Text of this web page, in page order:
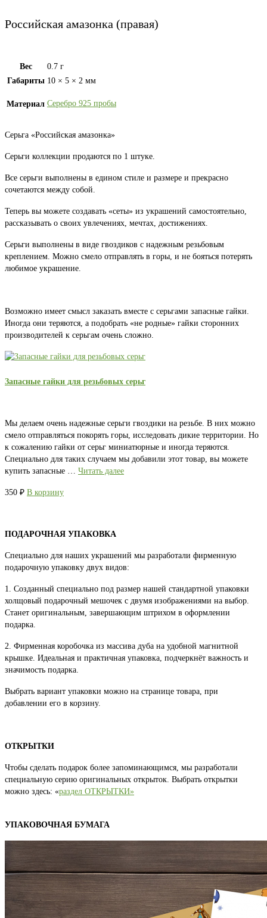
Российская амазонка (правая)
Вес
0.7 г
Габариты 10 × 5 × 2 мм
Материал Серебро 925 пробы
Серьга «Российская амазонка»
Серьги коллекции продаются по 1 штуке.
Все серьги выполнены в едином стиле и размере и прекрасно
сочетаются между собой.
Теперь вы можете создавать «сеты» из украшений самостоятельно,
рассказывать о своих увлечениях, мечтах, достижениях.
Серьги выполнены в виде гвоздиков с надежным резьбовым
креплением. Можно смело отправлять в горы, и не бояться потерять
любимое украшение.
Возможно имеет смысл заказать вместе с серьгами запасные гайки.
Иногда они теряются, а подобрать «не родные» гайки сторонних
производителей к серьгам очень сложно.
Запасные гайки для резьбовых серьг
Мы делаем очень надежные серьги гвоздики на резьбе. В них можно
смело отправляться покорять горы, исследовать дикие территории. Но
к сожалению гайки от серьг миниатюрные и иногда теряются.
Специально для таких случаем мы добавили этот товар, вы можете
купить запасные … Читать далее
350 ₽ В корзину
ПОДАРОЧНАЯ УПАКОВКА
Специально для наших украшений мы разработали фирменную
подарочную упаковку двух видов:
1. Созданный специально под размер нашей стандартной упаковки
холщовый подарочный мешочек с двумя изображениями на выбор.
Станет оригинальным, завершающим штрихом в оформлении
подарка.
2. Фирменная коробочка из массива дуба на удобной магнитной
крышке. Идеальная и практичная упаковка, подчеркнёт важность и
значимость подарка.
Выбрать вариант упаковки можно на странице товара, при
добавлении его в корзину.
ОТКРЫТКИ
Чтобы сделать подарок более запоминающимся, мы разработали
специальную серию оригинальных открыток. Выбрать открытки
можно здесь: «раздел ОТКРЫТКИ»
УПАКОВОЧНАЯ БУМАГА